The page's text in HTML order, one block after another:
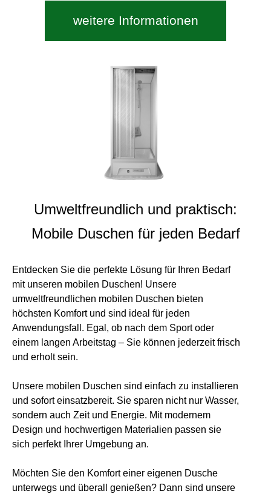
weitere Informationen
Umweltfreundlich und praktisch:
Mobile Duschen für jeden Bedarf
Entdecken Sie die perfekte Lösung für Ihren Bedarf
mit unseren mobilen Duschen! Unsere
umweltfreundlichen mobilen Duschen bieten
höchsten Komfort und sind ideal für jeden
Anwendungsfall. Egal, ob nach dem Sport oder
einem langen Arbeitstag – Sie können jederzeit frisch
und erholt sein.
Unsere mobilen Duschen sind einfach zu installieren
und sofort einsatzbereit. Sie sparen nicht nur Wasser,
sondern auch Zeit und Energie. Mit modernem
Design und hochwertigen Materialien passen sie
sich perfekt Ihrer Umgebung an.
Möchten Sie den Komfort einer eigenen Dusche
unterwegs und überall genießen? Dann sind unsere